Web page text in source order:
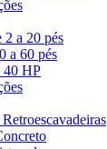
2 a 20 pés
a 60 pés
40 HP